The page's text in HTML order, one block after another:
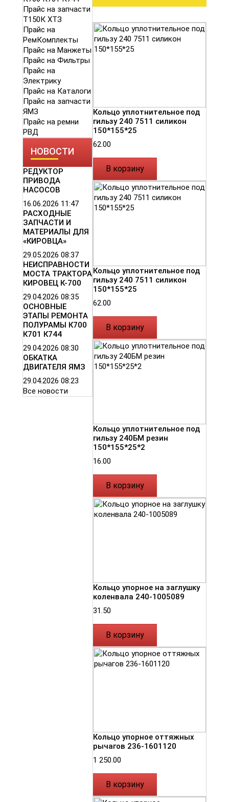
Прайс на запчасти
Т150К ХТЗ
Прайс на
РемКомплекты
Прайс на Манжеты
Прайс на Фильтры
Прайс на
Электрику
Прайс на Каталоги
Прайс на запчасти
ЯМЗ
Прайс на ремни
РВД
НОВОСТИ
РЕДУКТОР
ПРИВОДА
НАСОСОВ
16.06.2026 11:47
РАСХОДНЫЕ
ЗАПЧАСТИ И
МАТЕРИАЛЫ ДЛЯ
«КИРОВЦА»
29.05.2026 08:37
НЕИСПРАВНОСТИ
МОСТА ТРАКТОРА
КИРОВЕЦ К-700
29.04.2026 08:35
ОСНОВНЫЕ
ЭТАПЫ РЕМОНТА
ПОЛУРАМЫ К700
К701 К744
29.04.2026 08:30
ОБКАТКА
ДВИГАТЕЛЯ ЯМЗ
29.04.2026 08:23
Все новости
Кольцо уплотнительное под
гильзу 240 7511 силикон
150*155*25
62.00
В корзину
Кольцо уплотнительное под
гильзу 240 7511 силикон
150*155*25
62.00
В корзину
Кольцо уплотнительное под
гильзу 240БМ резин
150*155*25*2
16.00
В корзину
Кольцо упорное на заглушку
коленвала 240-1005089
31.50
В корзину
Кольцо упорное оттяжных
рычагов 236-1601120
1 250.00
В корзину